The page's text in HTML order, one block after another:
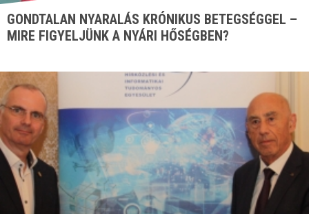
GONDTALAN NYARALÁS KRÓNIKUS BETEGSÉGGEL –
MIRE FIGYELJÜNK A NYÁRI HŐSÉGBEN?